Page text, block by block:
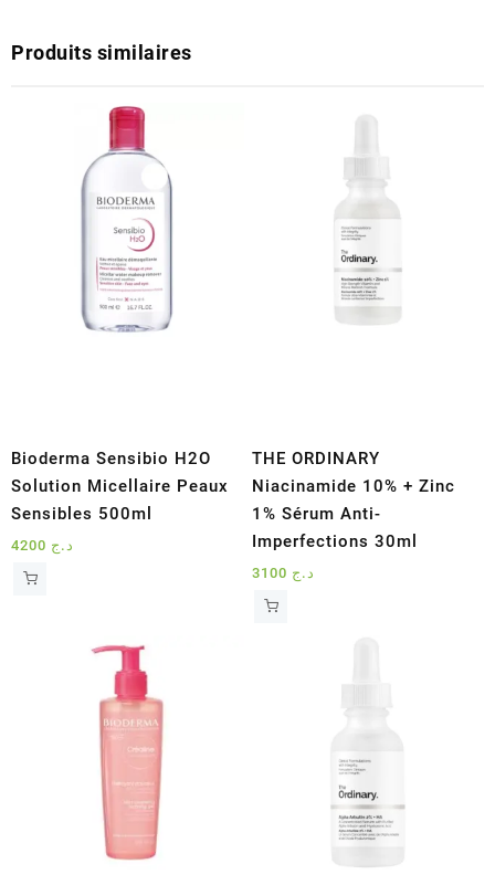
Produits similaires
Bioderma Sensibio H2O
Solution Micellaire Peaux
Sensibles 500ml
د.ج
THE ORDINARY
Niacinamide 10% + Zinc
1% Sérum Anti-
Imperfections 30ml
د.ج